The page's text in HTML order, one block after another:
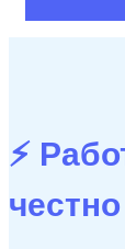
⚡
честно